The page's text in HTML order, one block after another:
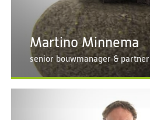
Martino Minnema
senior bouwmanager & partner